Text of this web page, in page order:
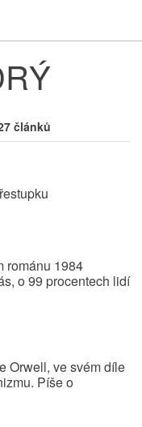
článků
románu 1984
o 99 procentech lidí
Orwell, ve svém díle
Píše o